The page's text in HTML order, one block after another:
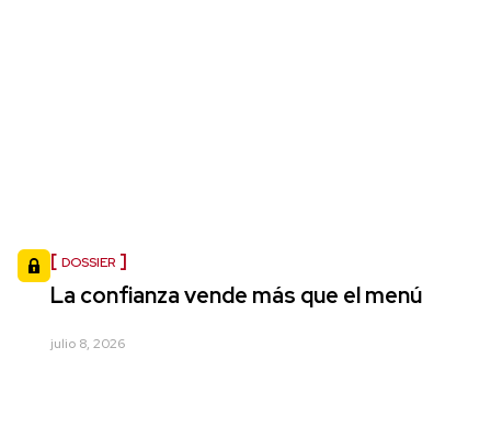
DOSSIER
La confianza vende más que el menú
julio 8, 2026